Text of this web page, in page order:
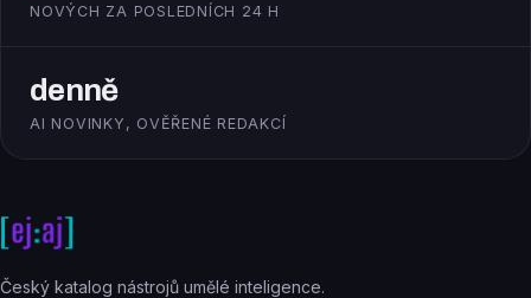
NOVÝCH ZA POSLEDNÍCH 24 H
denně
AI NOVINKY, OVĚŘENÉ REDAKCÍ
Český katalog nástrojů umělé inteligence.